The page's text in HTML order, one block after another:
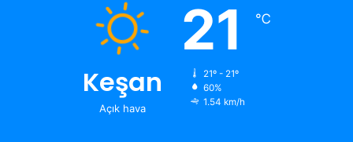
Keşan
Açık hava
21 ℃
21º - 21º
60%
1.54 km/h